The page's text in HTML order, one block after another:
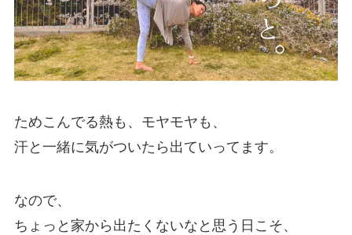
ためこんでる熱も、モヤモヤも、
汗と一緒に気がついたら出ていってます。
なので、
ちょっと家から出たくないなと思う日こそ、